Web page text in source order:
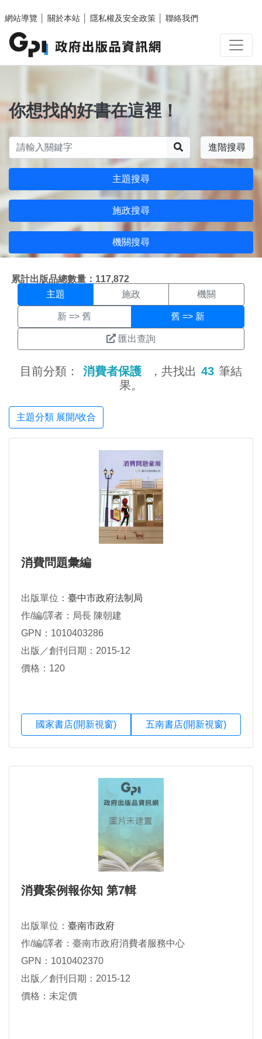
網站導覽
關於本站 隱私權及安全政策 聯絡我們
你想找的好書在這裡！
進階搜尋
主題搜尋
施政搜尋
機關搜尋
累計出版品總數量：117,872
主題搜尋結果頁面
主題 施政 機關
新 => 舊 舊 => 新
匯出查詢
目前分類： 消費者保護 ，共找出 43 筆結
果。
主題分類 展開/收合
消費問題彙編
出版單位： 臺中市政府法制局
作/編/譯者：局長 陳朝建
GPN：1010403286
出版／創刊日期：2015-12
價格：120
國家書店(開新視窗) 五南書店(開新視窗)
消費案例報你知 第7輯
出版單位： 臺南市政府
作/編/譯者：臺南市政府消費者服務中心
GPN：1010402370
出版／創刊日期：2015-12
價格：未定價